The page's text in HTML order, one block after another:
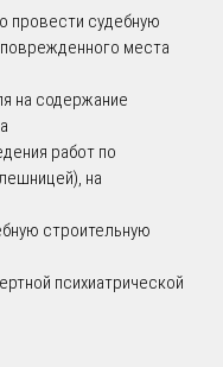
провести судебную
места
на содержание
работ по
на
строительную
психиатрической